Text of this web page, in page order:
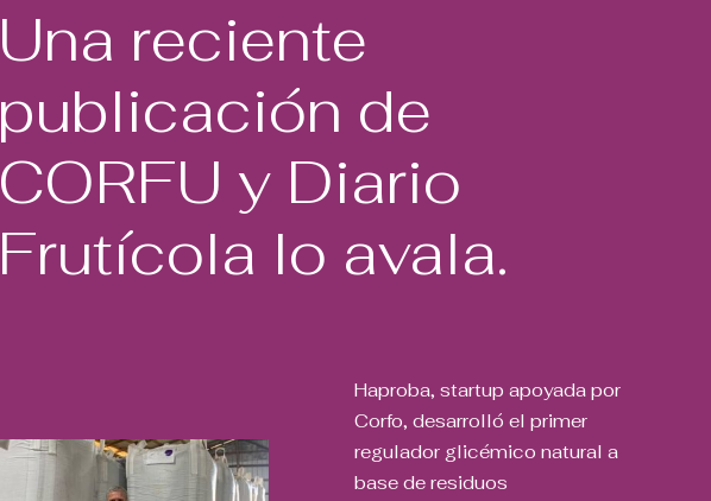
Una reciente
publicación de
CORFU y Diario
Frutícola lo avala.
Haproba, startup apoyada por
Corfo, desarrolló el primer
regulador glicémico natural a
base de residuos